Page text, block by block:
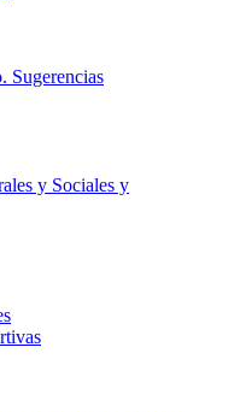
Sugerencias
y Sociales y